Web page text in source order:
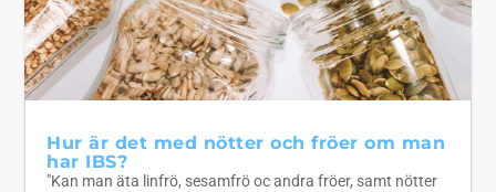
Hur är det med nötter och fröer om man
har IBS?
"Kan man äta linfrö, sesamfrö oc andra fröer, samt nötter